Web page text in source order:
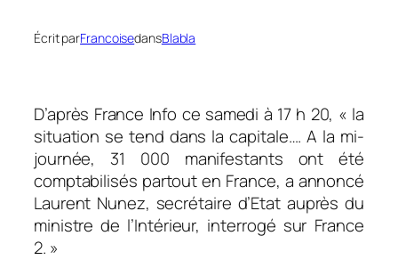
Écrit parFrancoisedansBlabla
D’après France Info ce samedi à 17 h 20, « la
situation se tend dans la capitale…. A la mi-
journée, 31 000 manifestants ont été
comptabilisés partout en France, a annoncé
Laurent Nunez, secrétaire d’Etat auprès du
ministre de l’Intérieur, interrogé sur France
2. »